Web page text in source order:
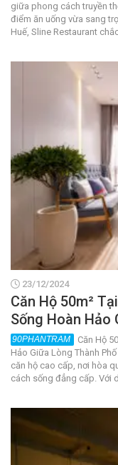
giữa phong cách truyền
điểm ăn uống vừa sang
Huế, Sline Restaurant
23/12/2024
Căn Hộ 50m²
Sống Hoàn Hảo
Căn Hộ
Hảo Giữa Lòng Thành
căn hộ cao cấp, nơi hòa
cách sống đẳng cấp. Với